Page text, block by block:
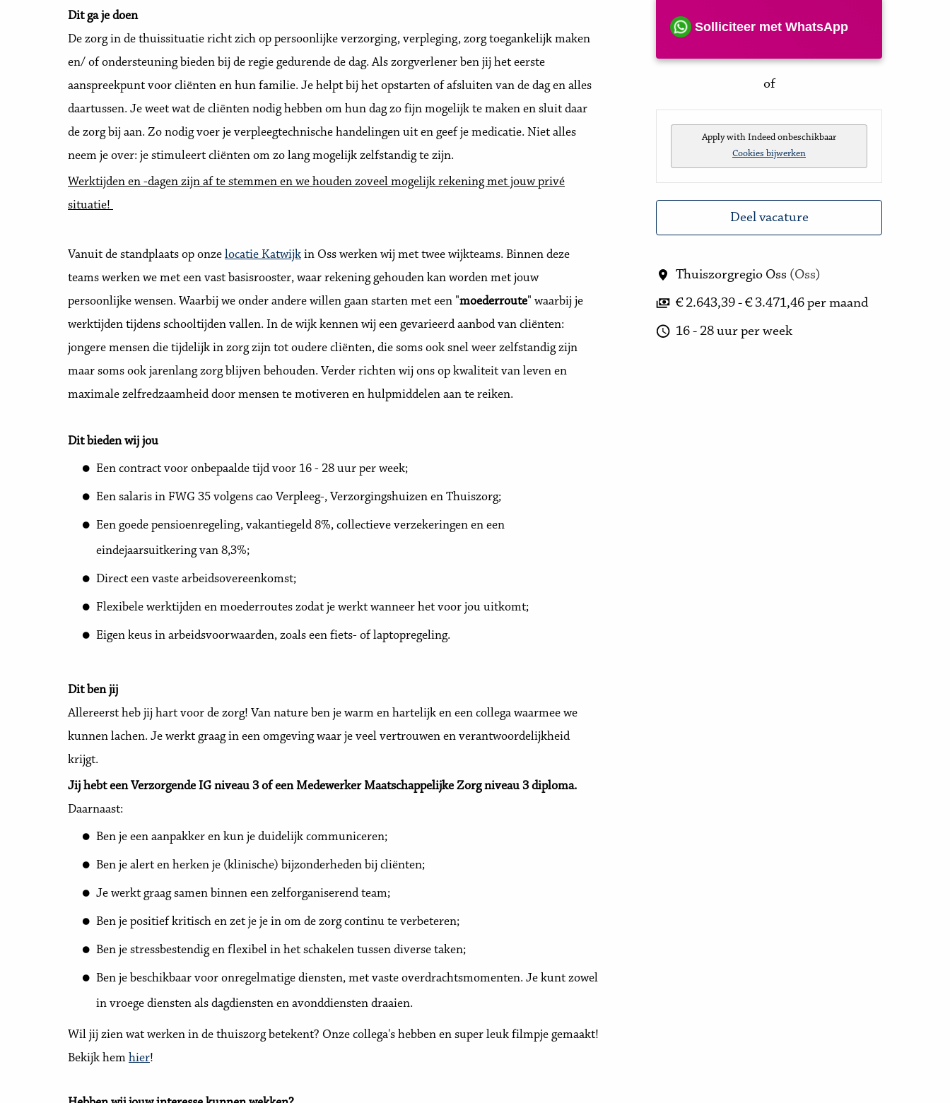
Dit ga je doen
De zorg in de thuissituatie richt zich op persoonlijke verzorging, verpleging, zorg toegankelijk maken
en/ of ondersteuning bieden bij de regie gedurende de dag. Als zorgverlener ben jij het eerste
aanspreekpunt voor cliënten en hun familie. Je helpt bij het opstarten of afsluiten van de dag en alles
daartussen. Je weet wat de cliënten nodig hebben om hun dag zo fijn mogelijk te maken en sluit daar
de zorg bij aan. Zo nodig voer je verpleegtechnische handelingen uit en geef je medicatie. Niet alles
neem je over: je stimuleert cliënten om zo lang mogelijk zelfstandig te zijn.
Werktijden en -dagen zijn af te stemmen en we houden zoveel mogelijk rekening met jouw privé
situatie!
Vanuit de standplaats op onze locatie Katwijk in Oss werken wij met twee wijkteams. Binnen deze
teams werken we met een vast basisrooster, waar rekening gehouden kan worden met jouw
persoonlijke wensen. Waarbij we onder andere willen gaan starten met een "moederroute" waarbij je
werktijden tijdens schooltijden vallen. In de wijk kennen wij een gevarieerd aanbod van cliënten:
jongere mensen die tijdelijk in zorg zijn tot oudere cliënten, die soms ook snel weer zelfstandig zijn
maar soms ook jarenlang zorg blijven behouden. Verder richten wij ons op kwaliteit van leven en
maximale zelfredzaamheid door mensen te motiveren en hulpmiddelen aan te reiken.
Dit bieden wij jou
Een contract voor onbepaalde tijd voor 16 - 28 uur per week;
Een salaris in FWG 35 volgens cao Verpleeg-, Verzorgingshuizen en Thuiszorg;
Een goede pensioenregeling, vakantiegeld 8%, collectieve verzekeringen en een
eindejaarsuitkering van 8,3%;
Direct een vaste arbeidsovereenkomst;
Flexibele werktijden en moederroutes zodat je werkt wanneer het voor jou uitkomt;
Eigen keus in arbeidsvoorwaarden, zoals een fiets- of laptopregeling.
Dit ben jij
Allereerst heb jij hart voor de zorg! Van nature ben je warm en hartelijk en een collega waarmee we
kunnen lachen. Je werkt graag in een omgeving waar je veel vertrouwen en verantwoordelijkheid
krijgt.
Jij hebt een Verzorgende IG niveau 3 of een Medewerker Maatschappelijke Zorg niveau 3 diploma.
Daarnaast:
Ben je een aanpakker en kun je duidelijk communiceren;
Ben je alert en herken je (klinische) bijzonderheden bij cliënten;
Je werkt graag samen binnen een zelforganiserend team;
Ben je positief kritisch en zet je je in om de zorg continu te verbeteren;
Ben je stressbestendig en flexibel in het schakelen tussen diverse taken;
Ben je beschikbaar voor onregelmatige diensten, met vaste overdrachtsmomenten. Je kunt zowel
in vroege diensten als dagdiensten en avonddiensten draaien.
Wil jij zien wat werken in de thuiszorg betekent? Onze collega's hebben en super leuk filmpje gemaakt!
Bekijk hem hier!
Solliciteer met WhatsApp
of
Apply with Indeed onbeschikbaar
Cookies bijwerken
Deel vacature
Thuiszorgregio Oss (Oss)
€ 2.643,39 - € 3.471,46 per maand
16 - 28 uur per week